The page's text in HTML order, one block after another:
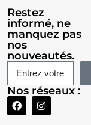
Restez
informé, ne
manquez pas
nos
nouveautés.
Nos réseaux :